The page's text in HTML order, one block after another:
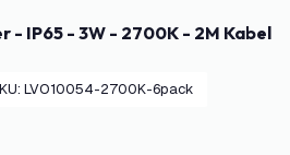
: LVO10054-2700K-6pack